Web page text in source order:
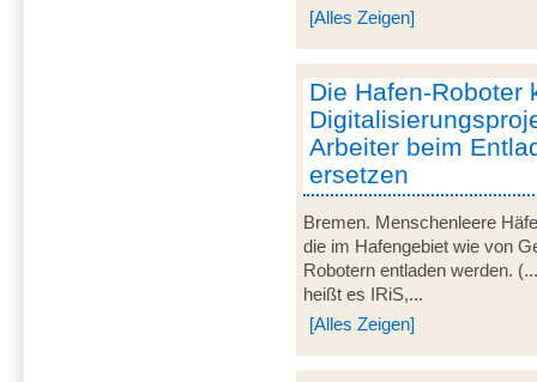
[Alles Zeigen]
Die Hafen-Roboter
Arbeiter beim
ersetzen
Bremen. Menschenleere
die im Hafengebiet wie von
Robotern entladen werden.
heißt es IRiS,...
[Alles Zeigen]